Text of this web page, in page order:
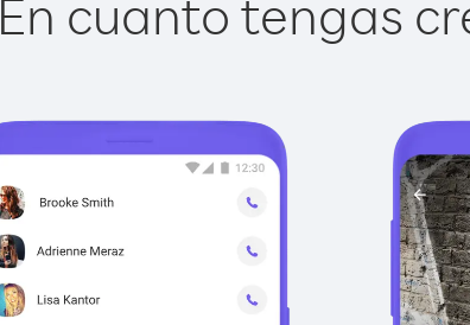
En cuanto tengas